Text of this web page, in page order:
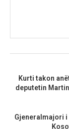
Kurti takon
deputetin
Gjeneralmajori i